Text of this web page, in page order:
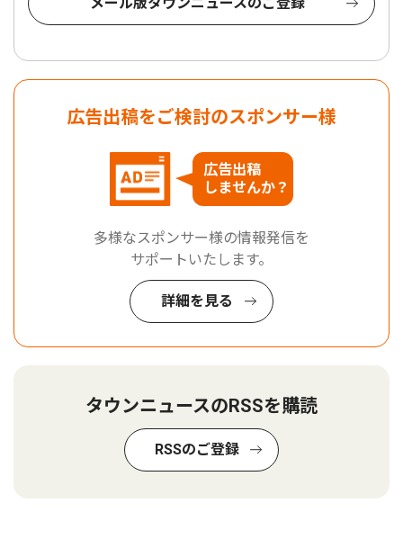
メール版タウンニュースのご登録
広告出稿をご検討のスポンサー様
広告出稿
しませんか？
多様なスポンサー様の情報発信を
サポートいたします。
詳細を見る
タウンニュースのRSSを購読
RSSのご登録